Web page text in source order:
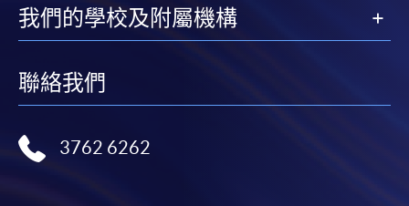
我們的學校及附屬機構
聯絡我們
3762 6262